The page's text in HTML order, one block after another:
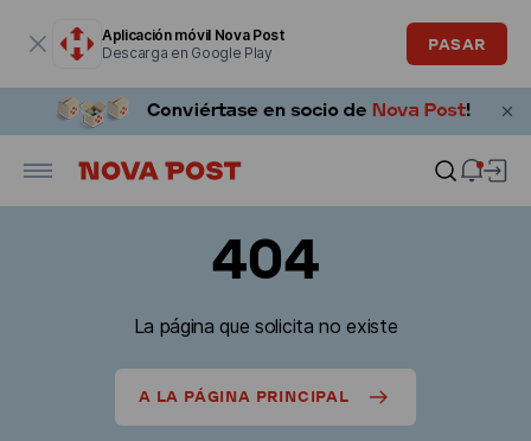
Aplicación móvil Nova Post
Descarga en Google Play
PASAR
404
La página que solicita no existe
A LA PÁGINA PRINCIPAL